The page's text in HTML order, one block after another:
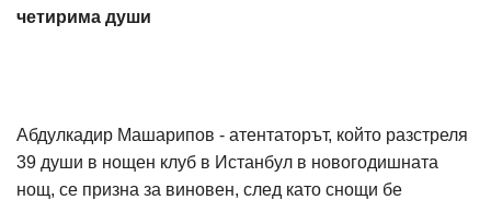
четирима души
Абдулкадир Машарипов - атентаторът, който разстреля
39 души в нощен клуб в Истанбул в новогодишната
нощ, се призна за виновен, след като снощи бе